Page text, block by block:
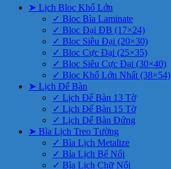
➤ Lịch Bloc Khổ Lớn
✓ Bloc Bìa Laminate
✓ Bloc Đại ĐB (17×24)
✓ Bloc Siêu Đại (20×30)
✓ Bloc Cực Đại (25×35)
✓ Bloc Siêu Cực Đại (30×40)
✓ Bloc Khổ Lớn Nhất (38×54)
➤ Lịch Để Bàn
✓ Lịch Để Bàn 13 Tờ
✓ Lịch Để Bàn 15 Tờ
✓ Lịch Để Bàn Đứng
➤ Bìa Lịch Treo Tường
✓ Bìa Lịch Metalize
✓ Bìa Lịch Bế Nổi
✓ Bìa Lịch Chữ Nổi